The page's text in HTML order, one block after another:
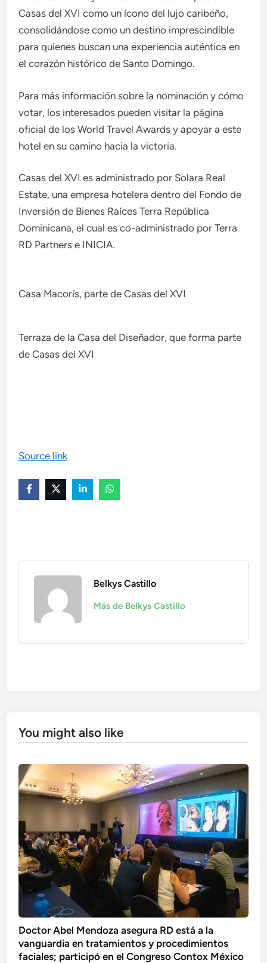
Casas del XVI como un ícono del lujo caribeño,
consolidándose como un destino imprescindible
para quienes buscan una experiencia auténtica en
el corazón histórico de Santo Domingo.
Para más información sobre la nominación y cómo
votar, los interesados pueden visitar la página
oficial de los World Travel Awards y apoyar a este
hotel en su camino hacia la victoria.
Casas del XVI es administrado por Solara Real
Estate, una empresa hotelera dentro del Fondo de
Inversión de Bienes Raíces Terra República
Dominicana, el cual es co-administrado por Terra
RD Partners e INICIA.
Casa Macorís, parte de Casas del XVI
Terraza de la Casa del Diseñador, que forma parte
de Casas del XVI
Source link
Belkys Castillo
Más de Belkys Castillo
You might also like
Doctor Abel Mendoza asegura RD está a la
vanguardia en tratamientos y procedimientos
faciales; participó en el Congreso Contox México